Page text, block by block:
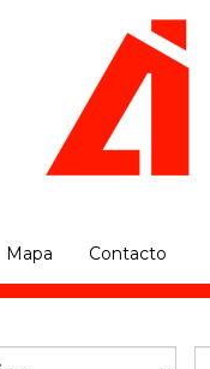
Mapa Contacto